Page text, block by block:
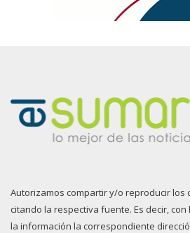
Autorizamos compartir y/o reproducir los
citando la respectiva fuente. Es decir,
la información la correspondiente